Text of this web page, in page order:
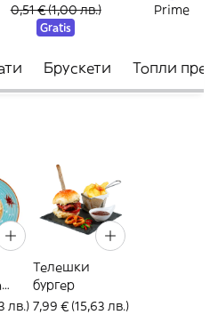
0,51 € (1,00 лв.)
Gratis
Prime
Брускети Топли
лв.)
Телешки
бургер
7,99 € (15,63 лв.)